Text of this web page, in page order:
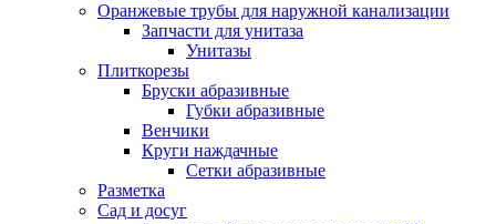
Оранжевые трубы для наружной канализации
Запчасти для унитаза
Унитазы
Плиткорезы
Бруски абразивные
Губки абразивные
Венчики
Круги наждачные
Сетки абразивные
Разметка
Сад и досуг